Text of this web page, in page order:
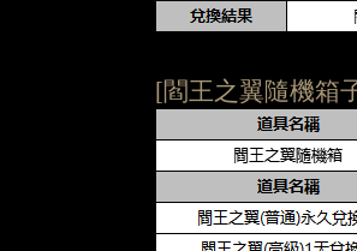
[閻王之翼隨機箱